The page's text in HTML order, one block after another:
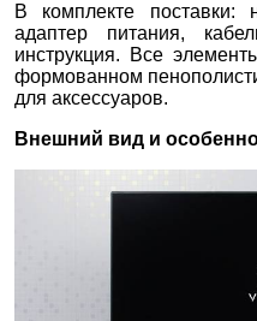
В комплекте поставки:
адаптер питания,
инструкция. Все
формованном
для аксессуаров.
Внешний вид и